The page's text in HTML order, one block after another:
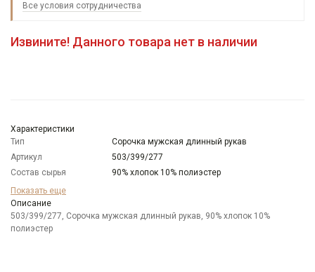
Все условия сотрудничества
Извините! Данного товара нет в наличии
Характеристики
Тип
Сорочка мужская длинный рукав
Артикул
503/399/277
Состав сырья
90% хлопок 10% полиэстер
Бренд
Особенности
ткани
Модель
Показать еще
Описание
503/399/277, Сорочка мужская длинный рукав, 90% хлопок 10%
полиэстер